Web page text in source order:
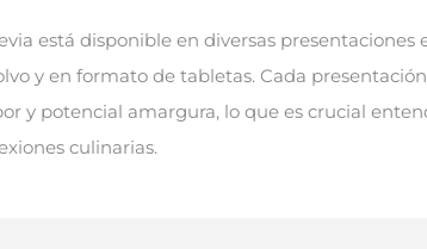
está disponible en diversas presentaciones
y en formato de tabletas. Cada
y potencial amargura, lo que es crucial
culinarias.